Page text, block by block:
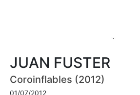
JUAN FUSTER
Coroinflables (2012)
01/07/2012